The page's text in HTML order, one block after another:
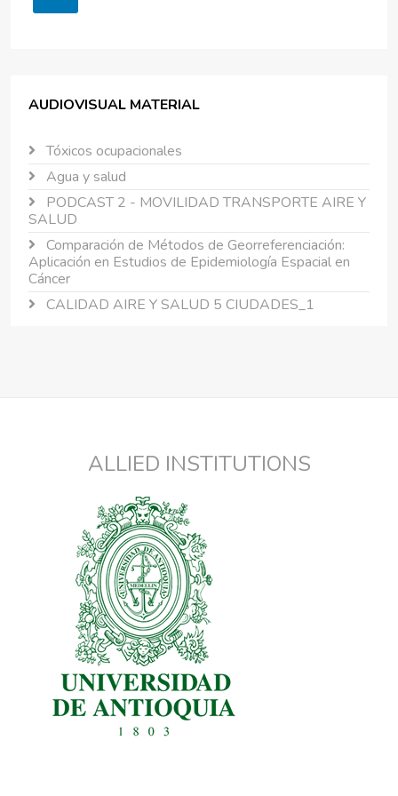
AUDIOVISUAL MATERIAL
Tóxicos ocupacionales
Agua y salud
PODCAST 2 - MOVILIDAD TRANSPORTE AIRE Y
SALUD
Comparación de Métodos de Georreferenciación:
Aplicación en Estudios de Epidemiología Espacial en
Cáncer
CALIDAD AIRE Y SALUD 5 CIUDADES_1
ALLIED INSTITUTIONS